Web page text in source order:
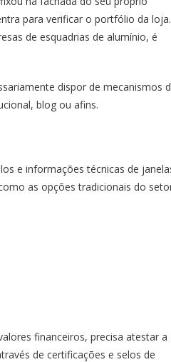
para verificar o portfólio da loja.
de esquadrias de alumínio, é
dispor de mecanismos
blog ou afins.
e informações técnicas de
as opções tradicionais do
financeiros, precisa atestar a
de certificações e selos de